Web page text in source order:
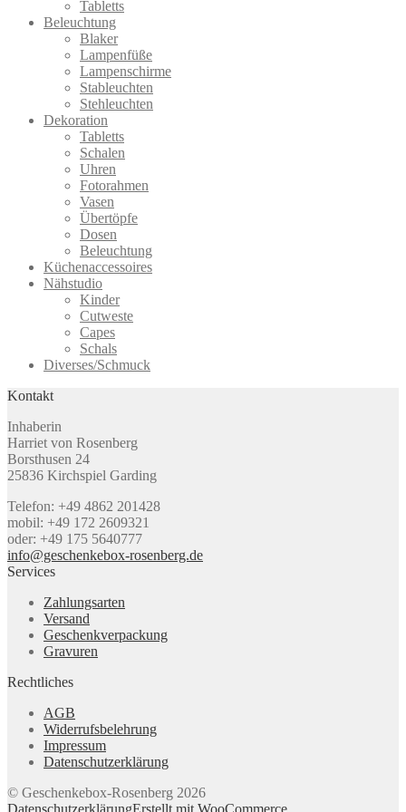
Tabletts
Beleuchtung
Blaker
Lampenfüße
Lampenschirme
Stableuchten
Stehleuchten
Dekoration
Tabletts
Schalen
Uhren
Fotorahmen
Vasen
Übertöpfe
Dosen
Beleuchtung
Küchenaccessoires
Nähstudio
Kinder
Cutweste
Capes
Schals
Diverses/Schmuck
Kontakt
Inhaberin
Harriet von Rosenberg
Borsthusen 24
25836 Kirchspiel Garding
Telefon: +49 4862 201428
mobil: +49 172 2609321
oder: +49 175 5640777
info@geschenkebox-rosenberg.de
Services
Zahlungsarten
Versand
Geschenkverpackung
Gravuren
Rechtliches
AGB
Widerrufsbelehrung
Impressum
Datenschutzerklärung
© Geschenkebox-Rosenberg 2026